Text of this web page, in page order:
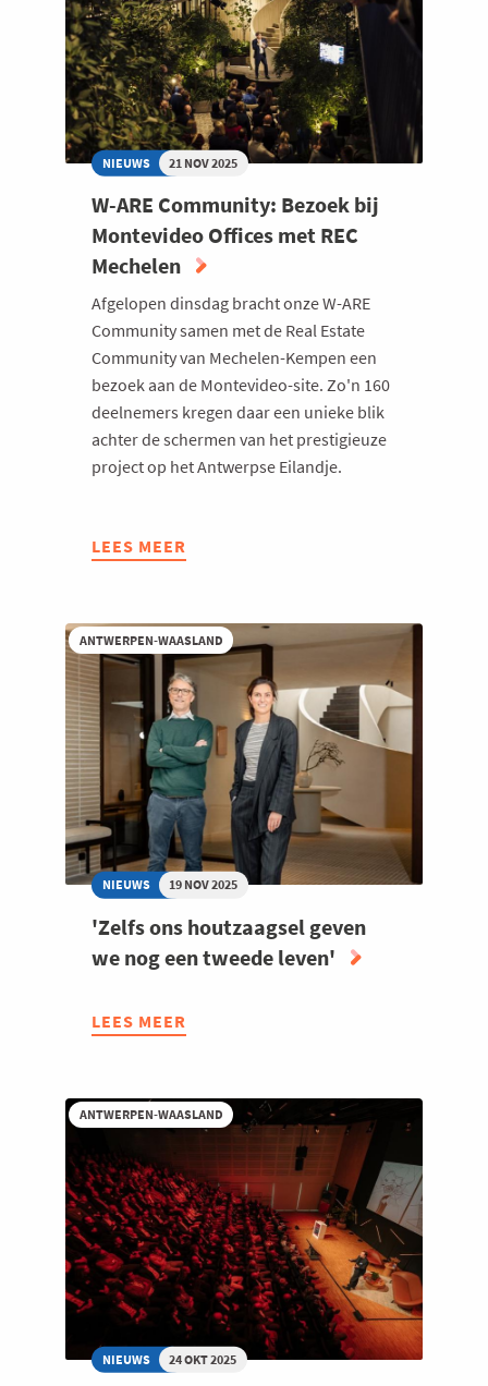
GERT
NIEUWS 21 NOV 2025
W-ARE Community: Bezoek bij
Montevideo Offices met REC
Mechelen
Afgelopen dinsdag bracht onze W-ARE
Community samen met de Real Estate
Community van Mechelen-Kempen een
bezoek aan de Montevideo-site. Zo'n 160
deelnemers kregen daar een unieke blik
achter de schermen van het prestigieuze
project op het Antwerpse Eilandje.
LEES MEER
ABOUT
COMMUNITY:
BEZOEK
BIJ
MONTEVIDEO
OFFICES
MET
REC
MECHELEN
ANTWERPEN-WAASLAND
NIEUWS 19 NOV 2025
'Zelfs ons houtzaagsel geven
we nog een tweede leven'
LEES MEER
ABOUT
HOUTZAAGSEL
GEVEN
WE
NOG
EEN
TWEEDE
LEVEN'
ANTWERPEN-WAASLAND
NIEUWS 24 OKT 2025